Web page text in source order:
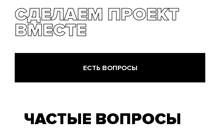
СДЕЛАЕМ ПРОЕКТ
ВМЕСТЕ
ЕСТЬ ВОПРОСЫ
ЧАСТЫЕ ВОПРОСЫ